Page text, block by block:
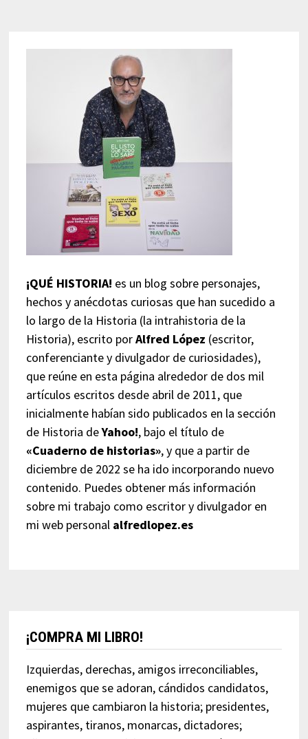
¡QUÉ HISTORIA! es un blog sobre personajes,
hechos y anécdotas curiosas que han sucedido a
lo largo de la Historia (la intrahistoria de la
Historia), escrito porAlfred López (escritor,
conferenciante y divulgador de curiosidades),
que reúne en esta página alrededor de dos mil
artículos escritos desde abril de 2011, que
inicialmente habían sido publicados en la sección
de Historia deYahoo!, bajo el título de
«Cuaderno de historias», y que a partir de
diciembre de 2022 se ha ido incorporando nuevo
contenido. Puedes obtener más información
sobre mi trabajo como escritor y divulgador en
mi web personal alfredlopez.es
¡COMPRA MI LIBRO!
Izquierdas, derechas, amigos irreconciliables,
enemigos que se adoran, cándidos candidatos,
mujeres que cambiaron la historia; presidentes,
aspirantes, tiranos, monarcas, dictadores;